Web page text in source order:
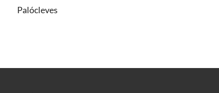
Palócleves